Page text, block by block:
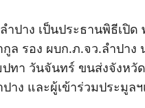
ปาง เป็นประธานพิธีเปิ
ล รอง ผบก.ภ.จว.ลำปา
ทา วันจันทร์ ขนส่งจังห
าง และผู้เข้าร่วมประมูล